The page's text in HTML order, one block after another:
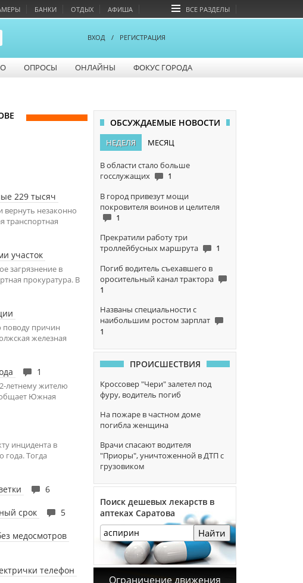
БАНКИ ОТДЫХ АФИША ВСЕ РАЗДЕЛЫ
ВХОД / РЕГИСТРАЦИЯ
ОПРОСЫ ОНЛАЙНЫ ФОКУС ГОРОДА
229 тысяч
вернуть незаконно
транспортная
участок
загрязнение в
прокуратура. В
поводу причин
железная
1
летнему жителю
Южная
инцидента в
года. Тогда
6
срок 5
медосмотров
телефон
ОБСУЖДАЕМЫЕ НОВОСТИ
НЕДЕЛЯ МЕСЯЦ
В области стало больше
госслужащих
1
В город привезут мощи
покровителя воинов и целителя
1
Прекратили работу три
троллейбусных маршрута
1
Погиб водитель съехавшего в
оросительный канал трактора
1
Названы специальности с
наибольшим ростом зарплат
1
ПРОИСШЕСТВИЯ
Кроссовер "Чери" залетел под
фуру, водитель погиб
На пожаре в частном доме
погибла женщина
Врачи спасают водителя
"Приоры", уничтоженной в ДТП с
грузовиком
Поиск дешевых лекарств в
аптеках Саратова
Найти
Ограничение движения